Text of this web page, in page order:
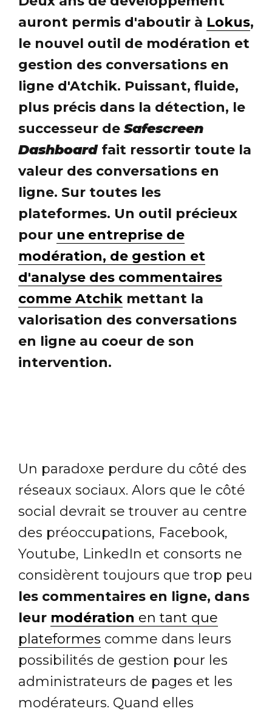
auront permis d'aboutir à Lokus,
le nouvel outil de modération et
gestion des conversations en
ligne d'Atchik. Puissant, fluide,
plus précis dans la détection, le
successeur deSafescreen
Dashboardfait ressortir toute la
valeur des conversations en
ligne. Sur toutes les
plateformes. Un outil précieux
pour une entreprise de
modération, de gestion et
d'analyse des commentaires
comme Atchik mettant la
valorisation des conversations
en ligne au coeur de son
intervention.
Un paradoxe perdure du côté des
réseaux sociaux. Alors que le côté
social devrait se trouver au centre
des préoccupations, Facebook,
Youtube, LinkedIn et consorts ne
considèrent toujours que trop peu
les commentaires en ligne, dans
leur modération en tant que
plateformes comme dans leurs
possibilités de gestion pour les
administrateurs de pages et les
modérateurs. Quand elles